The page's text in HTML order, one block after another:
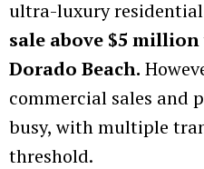
ultra-luxury residential
sale above $5
Dorado Beach.
commercial sales and
busy, with multiple
threshold.